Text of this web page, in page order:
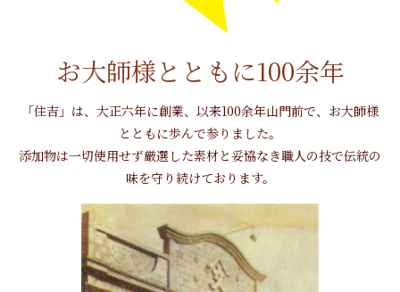
お大師様とともに100余年
「住吉」は、大正六年に創業、以来100余年山門前で、お大師様
とともに歩んで参りました。
添加物は一切使用せず厳選した素材と妥協なき職人の技で伝統の
味を守り続けております。